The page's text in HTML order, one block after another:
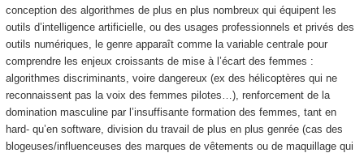
conception des algorithmes de plus en plus nombreux qui équipent les
outils d’intelligence artificielle, ou des usages professionnels et privés des
outils numériques, le genre apparaît comme la variable centrale pour
comprendre les enjeux croissants de mise à l’écart des femmes :
algorithmes discriminants, voire dangereux (ex des hélicoptères qui ne
reconnaissent pas la voix des femmes pilotes…), renforcement de la
domination masculine par l’insuffisante formation des femmes, tant en
hard- qu’en software, division du travail de plus en plus genrée (cas des
blogeuses/influenceuses des marques de vêtements ou de maquillage qui